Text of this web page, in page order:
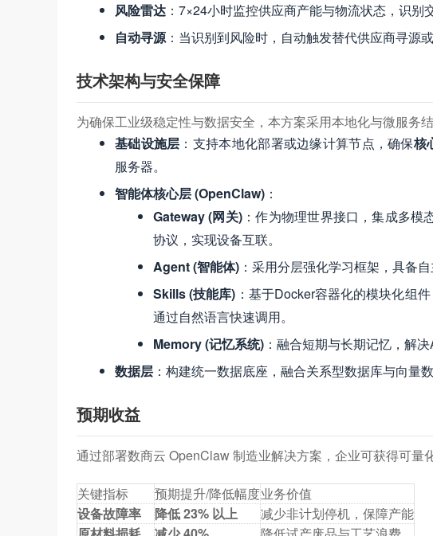
风险雷达 ：7×24小时监控供应商产能与物流状态，识别
自动寻源：当识别到风险时，自动触发替代供应商寻源
技术架构与安全保障
为确保工业级稳定性与数据安全，本方案采用本地化与微服务
基础设施层 ：支持本地化部署或边缘计算节点，确保核
服务器。
智能体核心层 (OpenClaw) ：
Gateway (网关)：作为物理世界接口，集成多模
协议，实现设备互联。
Agent (智能体) ：采用分层强化学习框架，具备
Skills (技能库) ：基于Docker容器化的模块化组
通过自然语言快速调用。
Memory (记忆系统) ：融合短期与长期记忆，解
数据层 ：构建统一数据底座，融合关系型数据库与向量
预期收益
通过部署数商云 OpenClaw 制造业解决方案，企业可获得可量
关键指标 预期提升/降低幅度业务价值
设备故障率
降低 23% 以上
减少非计划停机，保障产能